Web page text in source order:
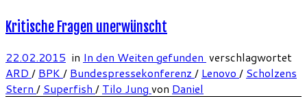
Kritische Fragen unerwünscht
22.02.2015 in In den Weiten gefunden verschlagwortet
ARD / BPK / Bundespressekonferenz / Lenovo / Scholzens
Stern / Superfish / Tilo Jung von Daniel